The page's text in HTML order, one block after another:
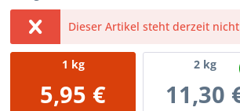
Dieser Artikel steht derzeit
1 kg
5,95 €
2 kg
11,30